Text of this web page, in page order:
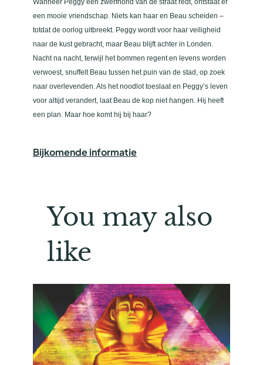
Wanneer Peggy een zwerfhond van de straat redt, ontstaat er
een mooie vriendschap. Niets kan haar en Beau scheiden –
totdat de oorlog uitbreekt. Peggy wordt voor haar veiligheid
naar de kust gebracht, maar Beau blijft achter in Londen.
Nacht na nacht, terwijl het bommen regent en levens worden
verwoest, snuffelt Beau tussen het puin van de stad, op zoek
naar overlevenden. Als het noodlot toeslaat en Peggy’s leven
voor altijd verandert, laat Beau de kop niet hangen. Hij heeft
een plan. Maar hoe komt hij bij haar?
Bijkomende informatie
You may also
like